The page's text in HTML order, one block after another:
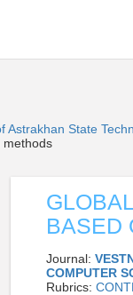
Astrakhan State
methods
BASED
Journal:
COMPUTER
Rubrics: